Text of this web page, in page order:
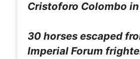
Cristoforo Colombo in
30 horses escaped
Imperial Forum